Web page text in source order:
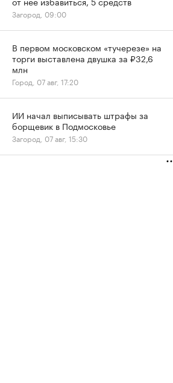
Загород, 09:00
В первом московском «тучерезе» на
торги выставлена двушка за ₽32,6
млн
Город, 07 авг, 17:20
ИИ начал выписывать штрафы за
борщевик в Подмосковье
Загород, 07 авг, 15:30